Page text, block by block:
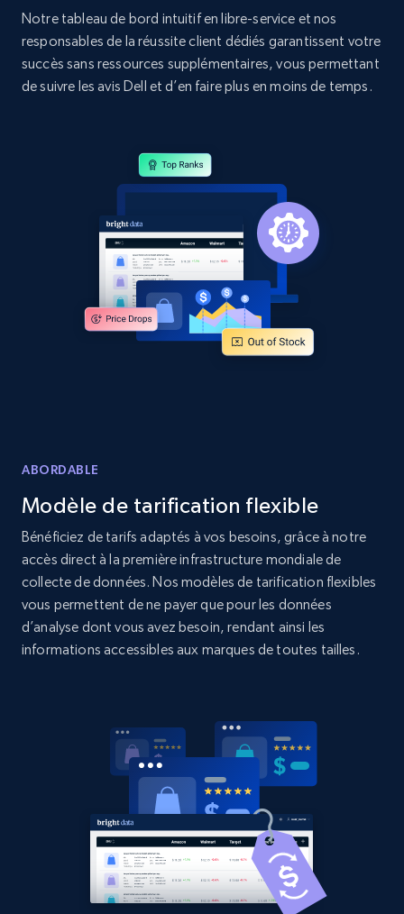
2.1K+ 353+ Commencer
URL, Domain, Country code, Model number,
Sku, Product id, Product name, Manufacturer,
353+ Commencer
Amazon products global dataset
Title, Seller name, Brand, Description, Initial
Amazon products global dataset - Collects
products by specific category URL
Title, Seller name, Brand, Description, Initial
price, Currency, Availability, Reviews count, and
more.
Amazon products global dataset -
Collecting products by keyword search
Title, Seller name, Brand, Description, Initial
price, Currency, Availability, Reviews count, and
2.1K+ 375+ Commencer
Notre tableau de bord intuitif en libre-service et nos
responsables de la réussite client dédiés garantissent votre
succès sans ressources supplémentaires, vous permettant
de suivre les avis Dell et d’en faire plus en moins de temps.
ABORDABLE
Modèle de tarification flexible
Bénéficiez de tarifs adaptés à vos besoins, grâce à notre
accès direct à la première infrastructure mondiale de
collecte de données. Nos modèles de tarification flexibles
vous permettent de ne payer que pour les données
d’analyse dont vous avez besoin, rendant ainsi les
informations accessibles aux marques de toutes tailles.